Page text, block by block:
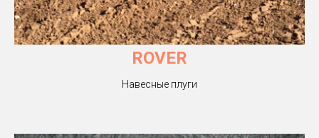
ROVER
Навесные плуги